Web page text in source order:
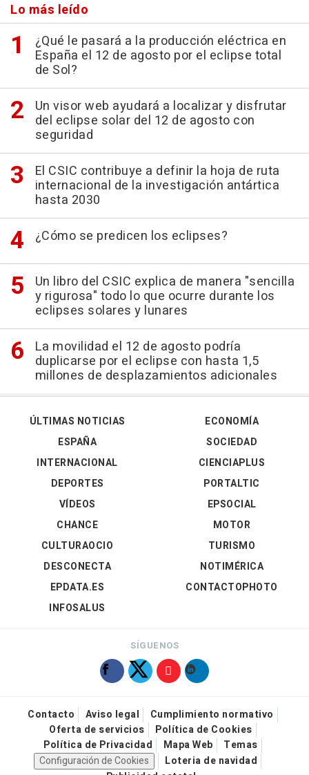
Lo más leído
¿Qué le pasará a la producción eléctrica en
España el 12 de agosto por el eclipse total
de Sol?
Un visor web ayudará a localizar y disfrutar
del eclipse solar del 12 de agosto con
seguridad
El CSIC contribuye a definir la hoja de ruta
internacional de la investigación antártica
hasta 2030
¿Cómo se predicen los eclipses?
Un libro del CSIC explica de manera "sencilla
y rigurosa" todo lo que ocurre durante los
eclipses solares y lunares
La movilidad el 12 de agosto podría
duplicarse por el eclipse con hasta 1,5
millones de desplazamientos adicionales
ÚLTIMAS NOTICIAS
ESPAÑA
INTERNACIONAL
DEPORTES
VÍDEOS
ECONOMÍA
SOCIEDAD
CIENCIAPLUS
PORTALTIC
EPSOCIAL
CHANCE
CULTURAOCIO
DESCONECTA
EPDATA.ES
INFOSALUS
MOTOR
TURISMO
NOTIMÉRICA
CONTACTOPHOTO
SÍGUENOS
Contacto Aviso legal
Cumplimiento normativo
Oferta de servicios
Política de Cookies
Política de Privacidad
Mapa Web
Temas
Configuración de Cookies
Loteria de navidad